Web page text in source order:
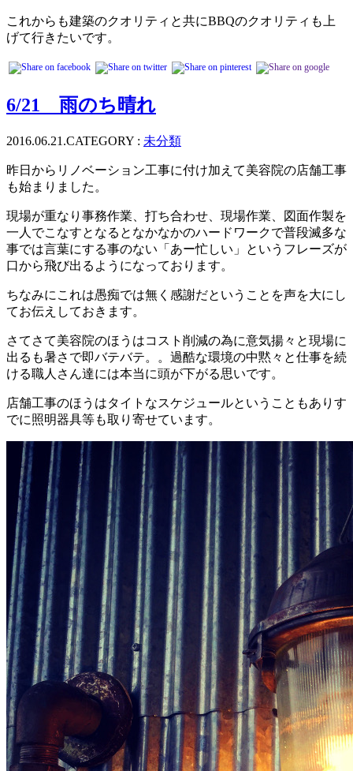
これからも建築のクオリティと共にBBQのクオリティも上
げて行きたいです。
6/21 雨のち晴れ
2016.06.21.CATEGORY : 未分類
昨日からリノベーション工事に付け加えて美容院の店舗工事
も始まりました。
現場が重なり事務作業、打ち合わせ、現場作業、図面作製を
一人でこなすとなるとなかなかのハードワークで普段滅多な
事では言葉にする事のない「あー忙しい」というフレーズが
口から飛び出るようになっております。
ちなみにこれは愚痴では無く感謝だということを声を大にし
てお伝えしておきます。
さてさて美容院のほうはコスト削減の為に意気揚々と現場に
出るも暑さで即バテバテ。。過酷な環境の中黙々と仕事を続
ける職人さん達には本当に頭が下がる思いです。
店舗工事のほうはタイトなスケジュールということもありす
でに照明器具等も取り寄せています。